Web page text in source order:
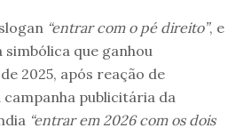
“entrar com o pé direito”, e
que ganhou
2025, após reação de
publicitária da
“entrar em 2026 com os dois